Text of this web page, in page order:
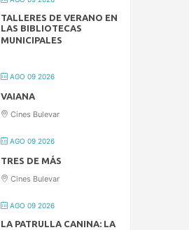
TALLERES DE VERANO EN
LAS BIBLIOTECAS
MUNICIPALES
AGO 09 2026
VAIANA
Cines Bulevar
AGO 09 2026
TRES DE MÁS
Cines Bulevar
AGO 09 2026
LA PATRULLA CANINA: LA